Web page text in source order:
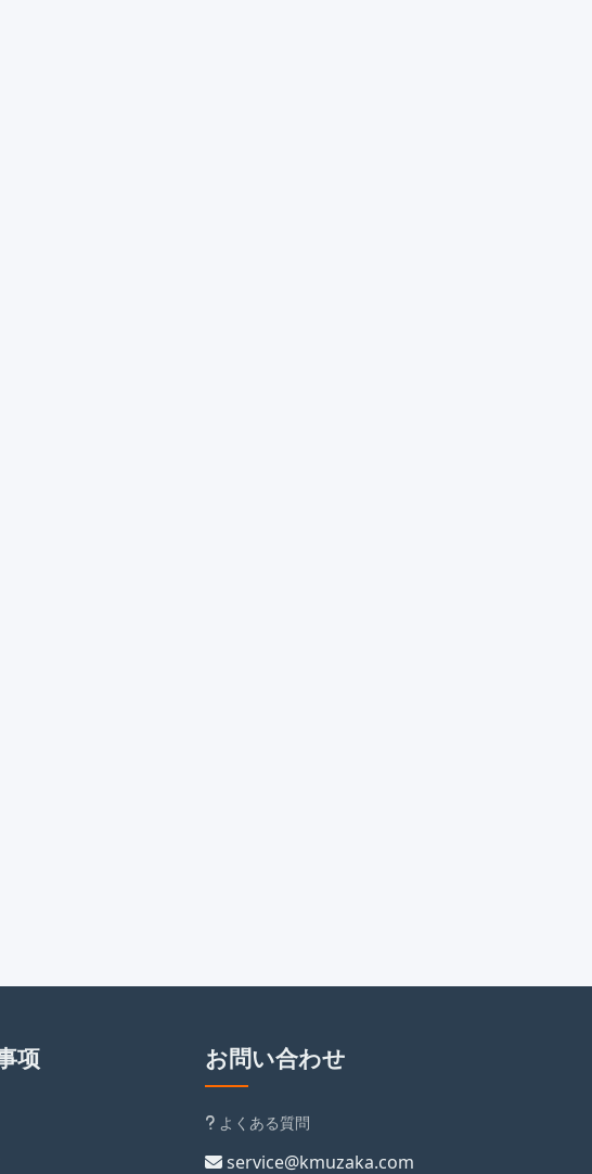
项 お問い合わせ
よくある質問
service@kmuzaka.com